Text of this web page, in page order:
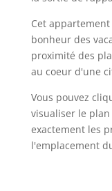
Cet
bonheur des
proximité des
au coeur d'une
Vous pouvez
visualiser le
exactement les
l'emplacement